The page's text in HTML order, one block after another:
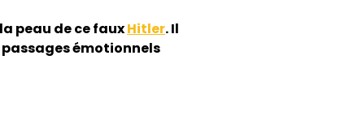
peau de ce fauxHitler. Il
émotionnels